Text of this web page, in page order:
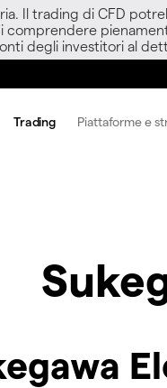
Il trading di CFD
comprendere
degli investitori al
Trading Piattaforme e